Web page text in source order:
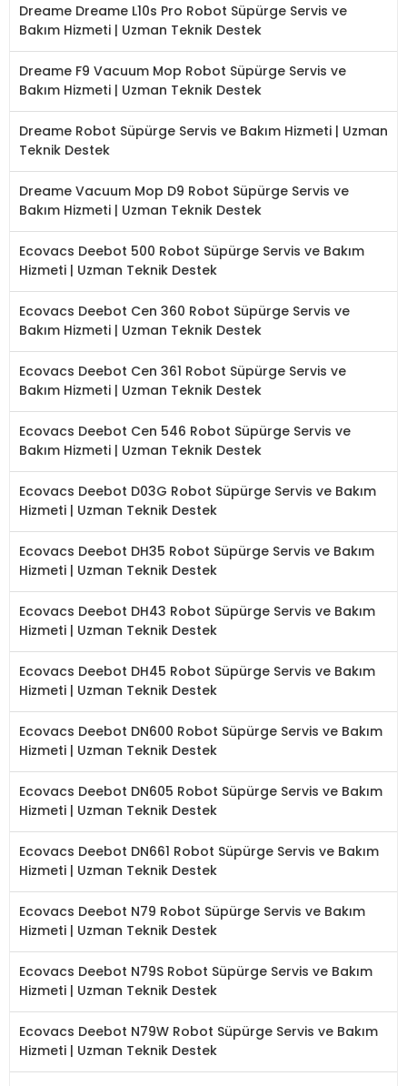
Dreame Dreame L10s Pro Robot Süpürge Servis ve
Bakım Hizmeti | Uzman Teknik Destek
Dreame F9 Vacuum Mop Robot Süpürge Servis ve
Bakım Hizmeti | Uzman Teknik Destek
Dreame Robot Süpürge Servis ve Bakım Hizmeti | Uzman
Teknik Destek
Dreame Vacuum Mop D9 Robot Süpürge Servis ve
Bakım Hizmeti | Uzman Teknik Destek
Ecovacs Deebot 500 Robot Süpürge Servis ve Bakım
Hizmeti | Uzman Teknik Destek
Ecovacs Deebot Cen 360 Robot Süpürge Servis ve
Bakım Hizmeti | Uzman Teknik Destek
Ecovacs Deebot Cen 361 Robot Süpürge Servis ve
Bakım Hizmeti | Uzman Teknik Destek
Ecovacs Deebot Cen 546 Robot Süpürge Servis ve
Bakım Hizmeti | Uzman Teknik Destek
Ecovacs Deebot D03G Robot Süpürge Servis ve Bakım
Hizmeti | Uzman Teknik Destek
Ecovacs Deebot DH35 Robot Süpürge Servis ve Bakım
Hizmeti | Uzman Teknik Destek
Ecovacs Deebot DH43 Robot Süpürge Servis ve Bakım
Hizmeti | Uzman Teknik Destek
Ecovacs Deebot DH45 Robot Süpürge Servis ve Bakım
Hizmeti | Uzman Teknik Destek
Ecovacs Deebot DN600 Robot Süpürge Servis ve Bakım
Hizmeti | Uzman Teknik Destek
Ecovacs Deebot DN605 Robot Süpürge Servis ve Bakım
Hizmeti | Uzman Teknik Destek
Ecovacs Deebot DN661 Robot Süpürge Servis ve Bakım
Hizmeti | Uzman Teknik Destek
Ecovacs Deebot N79 Robot Süpürge Servis ve Bakım
Hizmeti | Uzman Teknik Destek
Ecovacs Deebot N79S Robot Süpürge Servis ve Bakım
Hizmeti | Uzman Teknik Destek
Ecovacs Deebot N79W Robot Süpürge Servis ve Bakım
Hizmeti | Uzman Teknik Destek